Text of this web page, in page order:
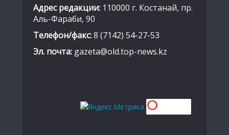
Адрес редакции: 110000 г. Костанай, пр.
Аль-Фараби, 90
Телефон/факс:8 (7142) 54-27-53
Эл. почта: gazeta@old.top-news.kz